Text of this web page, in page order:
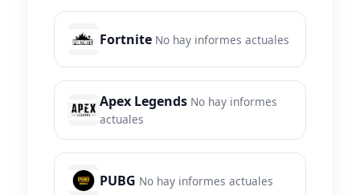
Fortnite No hay informes actuales
Apex Legends No hay informes
actuales
PUBG No hay informes actuales